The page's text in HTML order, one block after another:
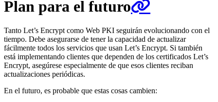
Plan para el futuro
Tanto Let’s Encrypt como Web PKI seguirán evolucionando con el
tiempo. Debe asegurarse de tener la capacidad de actualizar
fácilmente todos los servicios que usan Let’s Encrypt. Si también
está implementando clientes que dependen de los certificados Let’s
Encrypt, asegúrese especialmente de que esos clientes reciban
actualizaciones periódicas.
En el futuro, es probable que estas cosas cambien: